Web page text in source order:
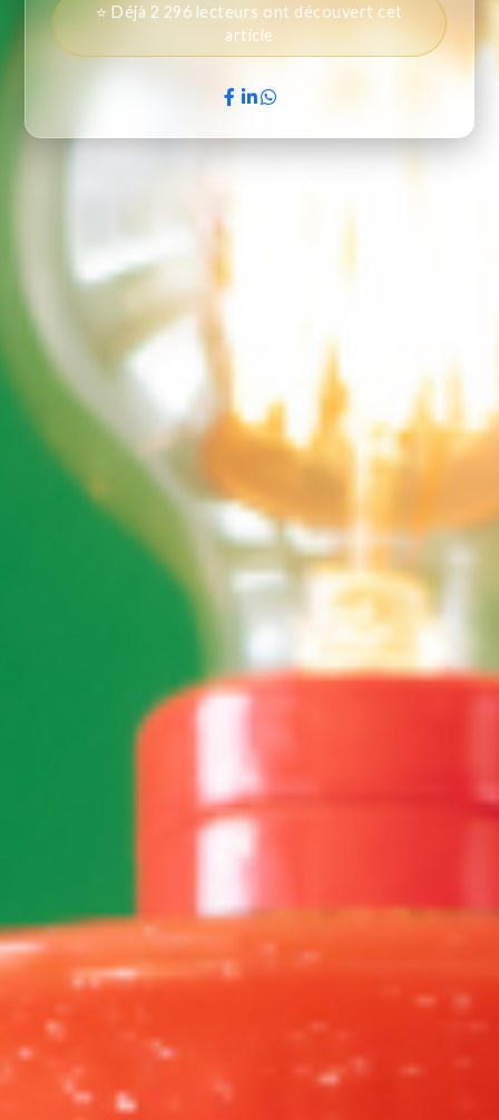
⭐ Déjà 2 296 lecteurs ont découvert cet
article